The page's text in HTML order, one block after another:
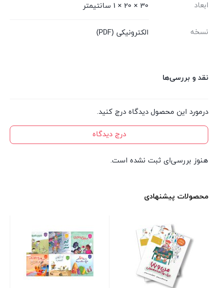
ابعاد 30 × 20 × 1 سانتیمتر
نسخه الکترونیکی (PDF)
نقد و بررسی‌ها
درمورد این محصول دیدگاه درج کنید.
درج دیدگاه
هنوز بررسی‌ای ثبت نشده است.
محصولات پیشنهادی